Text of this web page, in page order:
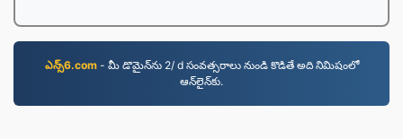
ఎన్స్6.com- మీ డొమైన్‌ను 2/ d సంవత్సరాలు నుండి కొడితే అది నిమిషంలో
ఆన్‌లైన్‌కు.